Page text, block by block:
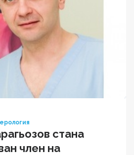
стана
член на